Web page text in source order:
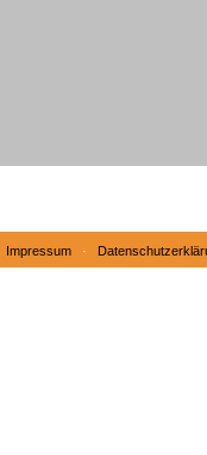
Impressum ·